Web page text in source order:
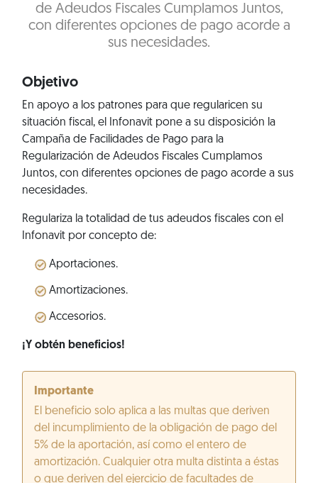
de Adeudos Fiscales Cumplamos Juntos,
con diferentes opciones de pago acorde a
sus necesidades.
Objetivo
En apoyo a los patrones para que regularicen su
situación fiscal, el Infonavit pone a su disposición la
Campaña de Facilidades de Pago para la
Regularización de Adeudos Fiscales Cumplamos
Juntos, con diferentes opciones de pago acorde a sus
necesidades.
Regulariza la totalidad de tus adeudos fiscales con el
Infonavit por concepto de:
Aportaciones.
Amortizaciones.
Accesorios.
¡Y obtén beneficios!
Importante
El beneficio solo aplica a las multas que deriven
del incumplimiento de la obligación de pago del
5% de la aportación, así como el entero de
amortización. Cualquier otra multa distinta a éstas
o que deriven del ejercicio de facultades de